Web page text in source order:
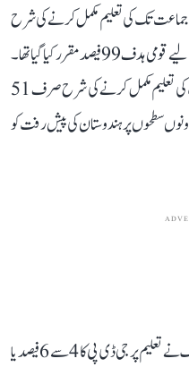
کے مطابق چھٹی جماعت سے 8ویں جماعت تک کی تعلیم مکمل کرنے کی شرح
ہندوستان میں 86 فیصد ہے، جبکہ 2025 کے لیے قومی ہدف 99 فیصد مقرر کیا گیا تھا۔
وہیں 9ویں جماعت سے 12ویں جماعت تک کی تعلیم مکمل کرنے کی شرح صرف 51
یونیسکو نے دونوں سطحوں پر ہندوستان کی پیش رفت کو
تعلیم 2030 منصوبے کے تحت دنیا کے ممالک نے تعلیم پر جی ڈی پی کا 4 سے 6 فیصد یا